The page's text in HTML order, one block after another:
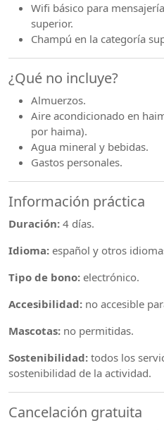
Wifi básico para
superior.
Champú en la categoría
¿Qué no incluye?
Almuerzos.
Aire acondicionado en
por haima).
Agua mineral y bebidas.
Gastos personales.
Información práctica
Duración: 4 días.
Idioma: español y otros
Tipo de bono: electrónico.
Accesibilidad: no accesible
Mascotas: no permitidas.
Sostenibilidad: todos los
sostenibilidad de la actividad.
Cancelación gratuita